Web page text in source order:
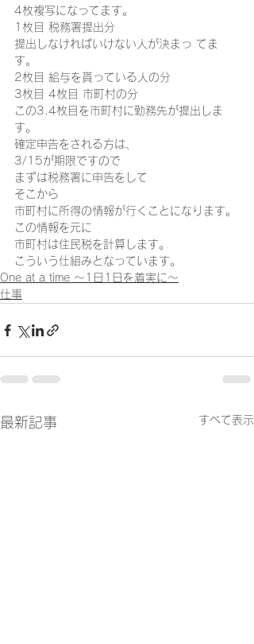
4枚複写になってます。
1枚目 税務署提出分
提出しなければいけない人が決まっ てま
す。
2枚目 給与を貰っている人の分
3枚目 4枚目 市町村の分
この3.4枚目を市町村に勤務先が提出しま
す。
確定申告をされる方は、
3/15が期限ですので
まずは税務署に申告をして
そこから
市町村に所得の情報が行くことになります。
この情報を元に
市町村は住民税を計算します。
こういう仕組みとなっています。
One at a time ～1日1日を着実に～
仕事
最新記事 すべて表示